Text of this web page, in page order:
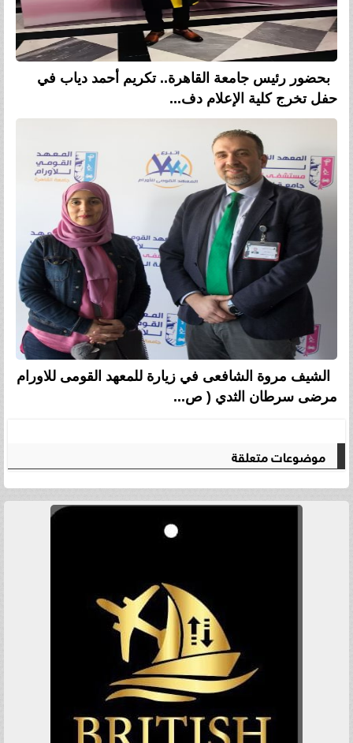
بحضور رئيس جامعة القاهرة.. تكريم أحمد دياب في
حفل تخرج كلية الإعلام دف...
الشيف مروة الشافعى في زيارة للمعهد القومى للاورام
مرضى سرطان الثدي ( ص...
موضوعات متعلقة